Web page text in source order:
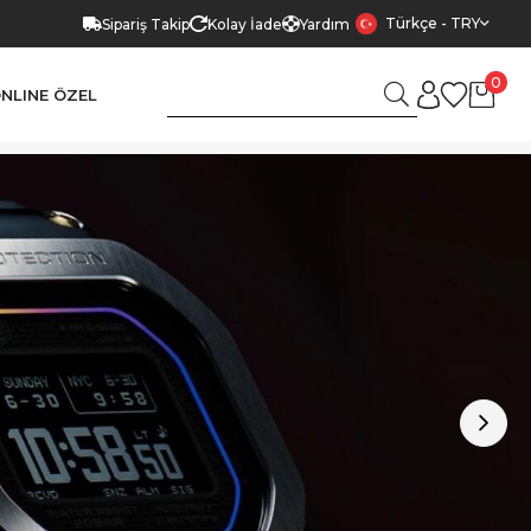
Sipariş Takip Kolay İade Yardım Türkçe - TRY
ÖZEL
0